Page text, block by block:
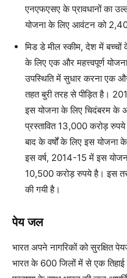
एनएफएसए के प्रावधानों का
योजना के लिए आवंटन को
मिड डे मील स्कीम, देश में बच्चों
के लिए एक और महत्त्वपूर्ण
उपस्थिति में सुधार करना एक और
तहत बुरी तरह से पीड़ित है।
इस योजना के लिए चिदंबरम
प्रस्तावित 13,000 करोड़
बाद के वर्षों के लिए इस
इस वर्ष, 2014-15 में इस
10,500 करोड़ रुपये है। इस
की गयी है।
पेय जल
भारत अपने नागरिकों को सुरक्षित
भारत के 600 जिलों में से एक